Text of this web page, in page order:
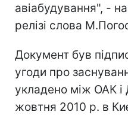
авіабудування", -
релізі слова
Документ був
угоди про
укладено між ОАК
жовтня 2010 р. в